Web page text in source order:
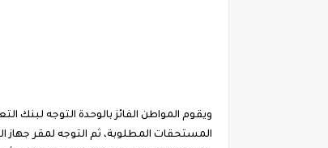
ويقوم المواطن الفائز بالوحدة التوجه لبنك
المستحقات المطلوبة، ثم التوجه لمقر جهاز